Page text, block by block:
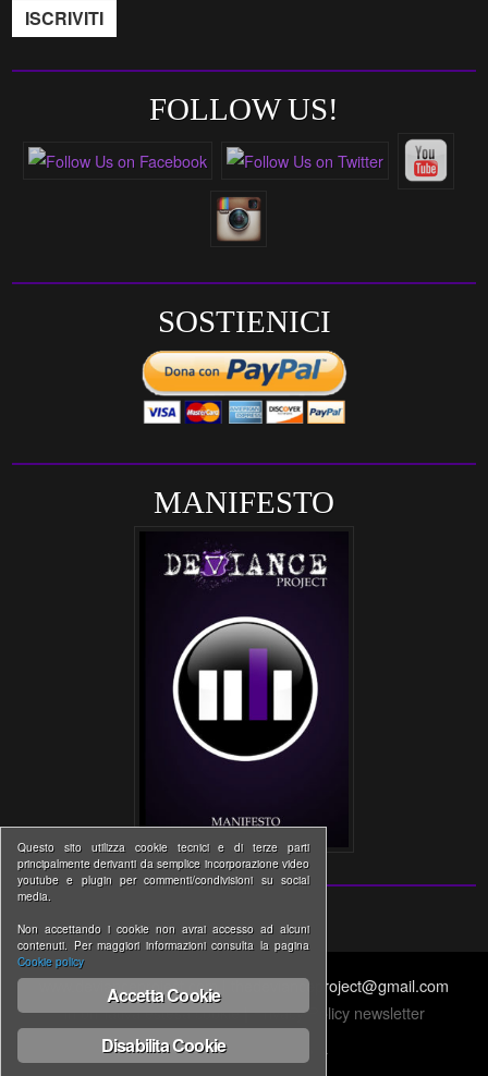
FOLLOW US!
SOSTIENICI
MANIFESTO
www.devianceproject.com | thedevianceproject@gmail.com
Informativa estesa cookie|Privacy Policy newsletter
↑ BACK TO THE TOP ↑
Questo sito utilizza cookie tecnici e di terze parti
principalmente derivanti da semplice incorporazione video
youtube e plugin per commenti/condivisioni su social
media.
Non accettando i cookie non avrai accesso ad alcuni
contenuti. Per maggiori informazioni consulta la pagina
Cookie policy
Accetta Cookie
Disabilita Cookie